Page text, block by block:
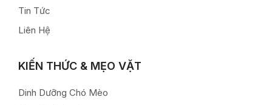
Tin Tức
Liên Hệ
KIẾN THỨC & MẸO VẶT
Dinh Dưỡng Chó Mèo